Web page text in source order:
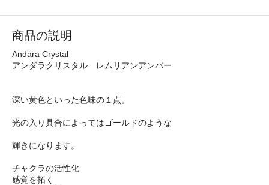
商品の説明
Andara Crystal
アンダラクリスタル レムリアンアンバー
深い黄色といった色味の１点。
光の入り具合によってはゴールドのような
輝きになります。
チャクラの活性化
感覚を拓く